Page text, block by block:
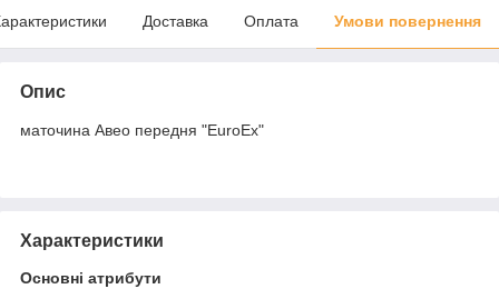
Доставка Оплата Умови повернення
Опис
маточина Авео передня "EuroEx"
Характеристики
Основні атрибути